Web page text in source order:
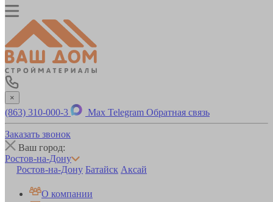
×
(863) 310-000-3 Max Telegram Обратная связь
Заказать звонок
Ваш город:
Ростов-на-Дону
Ростов-на-Дону Батайск Аксай
О компании